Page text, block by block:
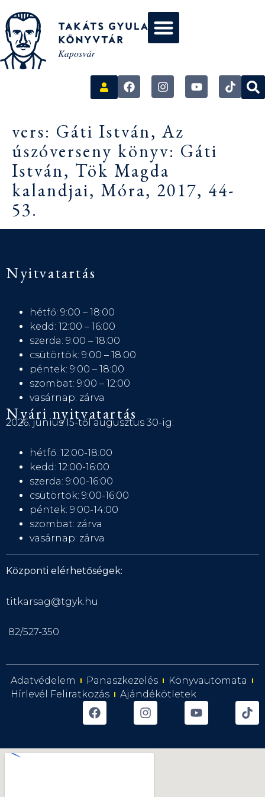
vers: Gáti István, Az
úszóverseny könyv: Gáti
István, Tök Magda
kalandjai, Móra, 2017, 44-
53.
Nyitvatartás
hétfő: 9:00 – 18:00
kedd: 12:00 – 16:00
szerda: 9:00 – 18:00
csütörtök: 9:00 – 18:00
péntek: 9:00 – 18:00
szombat: 9:00 – 12:00
vasárnap: zárva
Nyári nyitvatartás
2026. június 15-től augusztus 30-ig:
hétfő: 12:00-18:00
kedd: 12:00-16:00
szerda: 9:00-16:00
csütörtök: 9:00-16:00
péntek: 9:00-14:00
szombat: zárva
vasárnap: zárva
Központi elérhetőségek:
titkarsag@tgyk.hu
82/527-350
Adatvédelem Panaszkezelés
Könyvautomata
Hírlevél Feliratkozás
Ajándékötletek